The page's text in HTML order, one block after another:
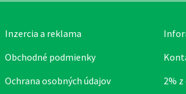
Inzercia a reklama
Obchodné podmienky
Ochrana osobných údajov
2% z